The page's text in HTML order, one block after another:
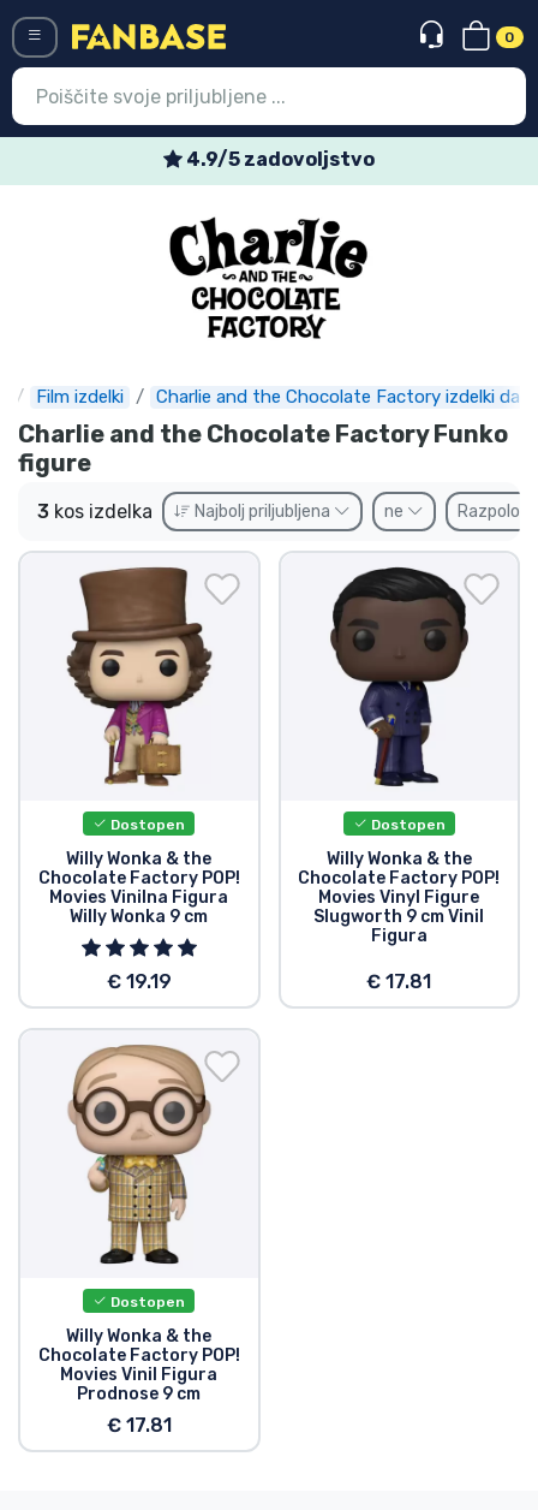
0
4.9/5 zadovoljstvo
Film izdelki Charlie and the Chocolate Factory izdelki
Charlie and the Chocolate Factory Funko
figure
3 kos izdelka Najbolj priljubljena ne
Dostopen
Willy Wonka & the
Chocolate Factory POP!
Movies Vinilna Figura
Willy Wonka 9 cm
€ 19.19
Dostopen
Willy Wonka & the
Chocolate Factory POP!
Movies Vinyl Figure
Slugworth 9 cm Vinil
Figura
€ 17.81
Dostopen
Willy Wonka & the
Chocolate Factory POP!
Movies Vinil Figura
Prodnose 9 cm
€ 17.81
Najnovejsi izdelki
Prodajni izdelki
Ekspresna dostava
Prednaročila
Outlet izdelki
Dostava in plačilo
Tv serijske izdelki
Filmske izdelki
Risani izdelki
Anime izdelki
Gamer izdelki
Športne izdelki
Glasbene izdelki
Vrste izdelkov
Blagovne znamke